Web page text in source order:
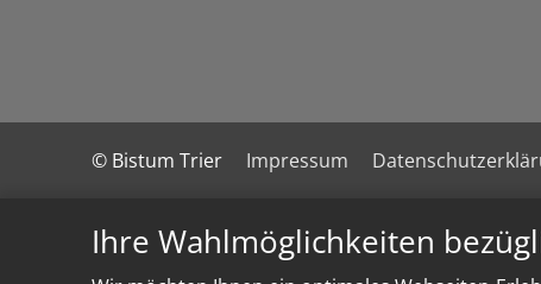
Ihre Wahlmöglichkeiten
© Bistum Trier Impressum